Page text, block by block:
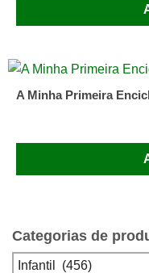
A Minha Primeira
Categorias de